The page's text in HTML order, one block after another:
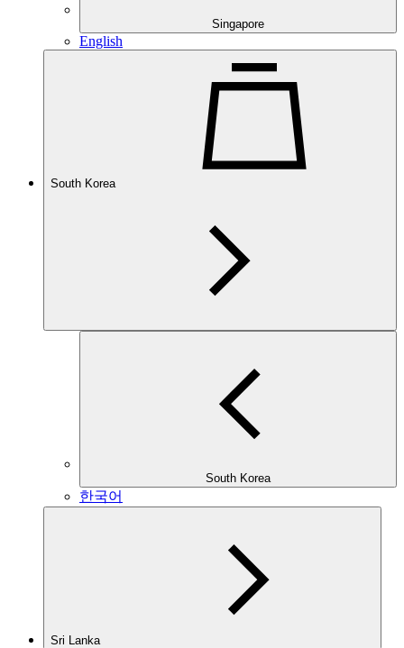
Singapore
English
South Korea
South Korea
한국어
Sri Lanka